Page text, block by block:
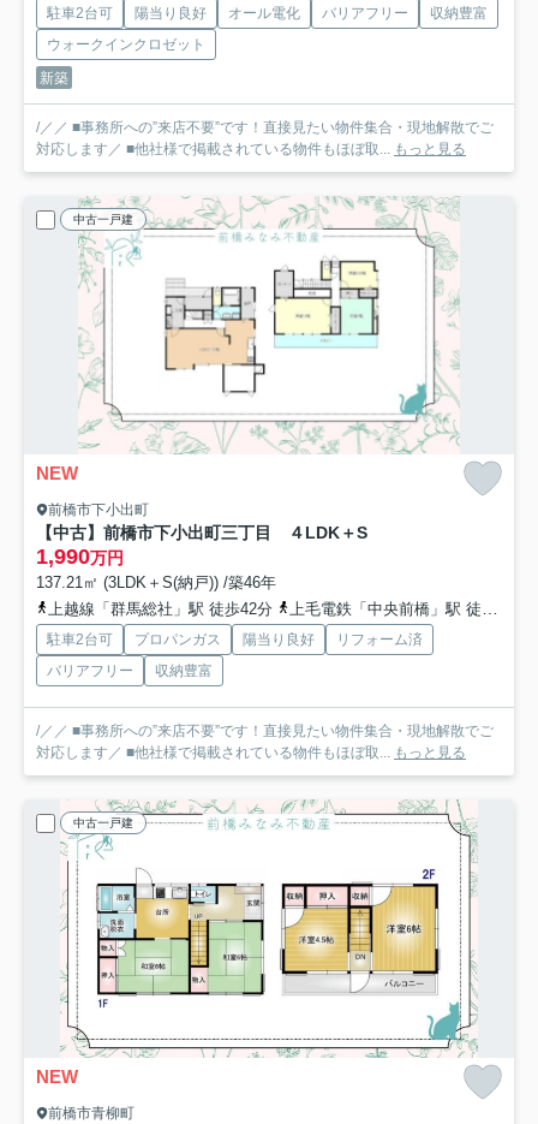
駐車2台可 陽当り良好 オール電化 バリアフリー
収納豊富
ウォークインクロゼット
新築
/／／ ■事務所への”来店不要”です！直接見たい物件集合・現地解散でご
対応します／ ■他社様で掲載されている物件もほぼ取... もっと見る
中古一戸建
NEW
前橋市下小出町
【中古】前橋市下小出町三丁目 ４LDK＋S
1,990万円
137.21㎡ (3LDK＋S(納戸)) /築46年
上越線「群馬総社」駅 徒歩42分
上毛電鉄「中央前橋」駅 徒歩46分
駐車2台可 プロパンガス 陽当り良好
リフォーム済
バリアフリー
収納豊富
/／／ ■事務所への”来店不要”です！直接見たい物件集合・現地解散でご
対応します／ ■他社様で掲載されている物件もほぼ取... もっと見る
中古一戸建
NEW
前橋市青柳町